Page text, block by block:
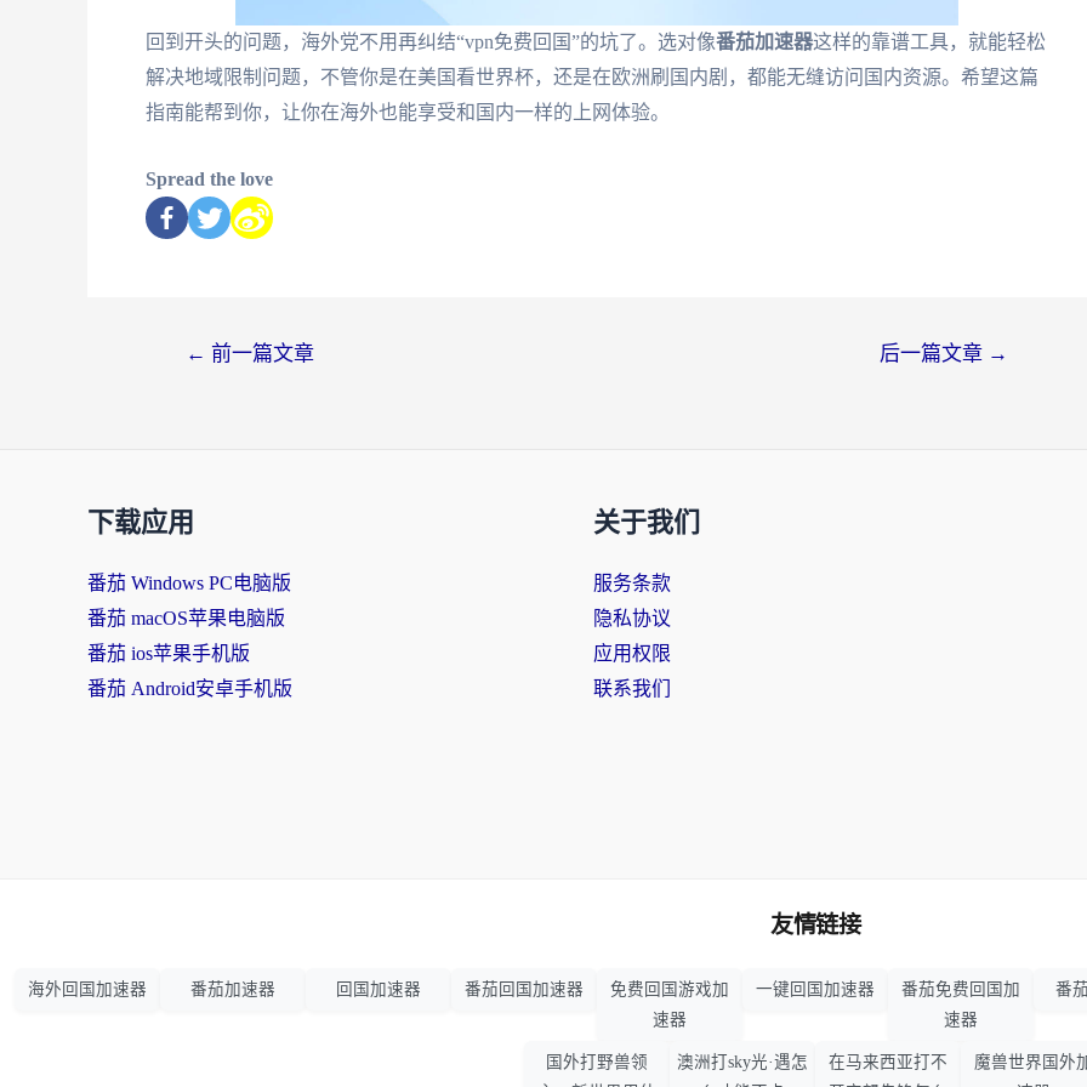
回到开头的问题，海外党不用再纠结“vpn免费回国”的坑了。选对像番茄加速器这样的靠谱工具，就能轻松
解决地域限制问题，不管你是在美国看世界杯，还是在欧洲刷国内剧，都能无缝访问国内资源。希望这篇
指南能帮到你，让你在海外也能享受和国内一样的上网体验。
Spread the love
← 前一篇文章 后一篇文章 →
下载应用
番茄 Windows PC电脑版
番茄 macOS苹果电脑版
番茄 ios苹果手机版
番茄 Android安卓手机版
关于我们
服务条款
隐私协议
应用权限
联系我们
友情链接
海外回国加速器 番茄加速器 回国加速器 番茄回国加速器
免费回国游戏加
速器
一键回国加速器
番茄免费回国加
速器
番
国外打野兽领
澳洲打sky光·遇怎
在马来西亚打不
魔兽世界国外